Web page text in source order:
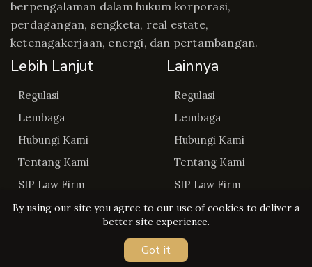
berpengalaman dalam hukum korporasi,
perdagangan, sengketa, real estate,
ketenagakerjaan, energi, dan pertambangan.
Lebih Lanjut
Regulasi
Lembaga
Hubungi Kami
Tentang Kami
SIP Law Firm
Lainnya
Regulasi
Lembaga
Hubungi Kami
Tentang Kami
SIP Law Firm
Copyright © Regulasip 2026. All rights reserved.
By using our site you agree to our use of cookies to deliver a
better site experience.
Got it